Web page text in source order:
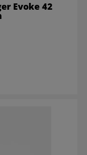
Evoke 42